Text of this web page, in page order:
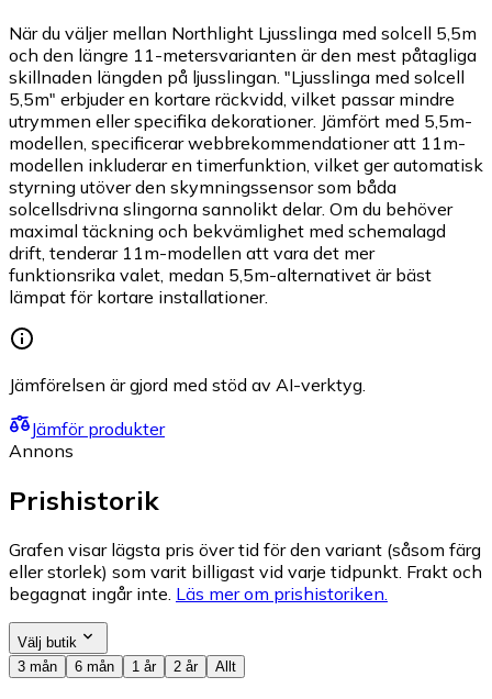
När du väljer mellan Northlight Ljusslinga med solcell 5,5m
och den längre 11-metersvarianten är den mest påtagliga
skillnaden längden på ljusslingan. "Ljusslinga med solcell
5,5m" erbjuder en kortare räckvidd, vilket passar mindre
utrymmen eller specifika dekorationer. Jämfört med 5,5m-
modellen, specificerar webbrekommendationer att 11m-
modellen inkluderar en timerfunktion, vilket ger automatisk
styrning utöver den skymningssensor som båda
solcellsdrivna slingorna sannolikt delar. Om du behöver
maximal täckning och bekvämlighet med schemalagd
drift, tenderar 11m-modellen att vara det mer
funktionsrika valet, medan 5,5m-alternativet är bäst
lämpat för kortare installationer.
Jämförelsen är gjord med stöd av AI-verktyg.
Jämför produkter
Annons
Prishistorik
Grafen visar lägsta pris över tid för den variant (såsom färg
eller storlek) som varit billigast vid varje tidpunkt. Frakt och
begagnat ingår inte. Läs mer om prishistoriken.
Välj butik
3 mån
6 mån 1 år 2 år Allt